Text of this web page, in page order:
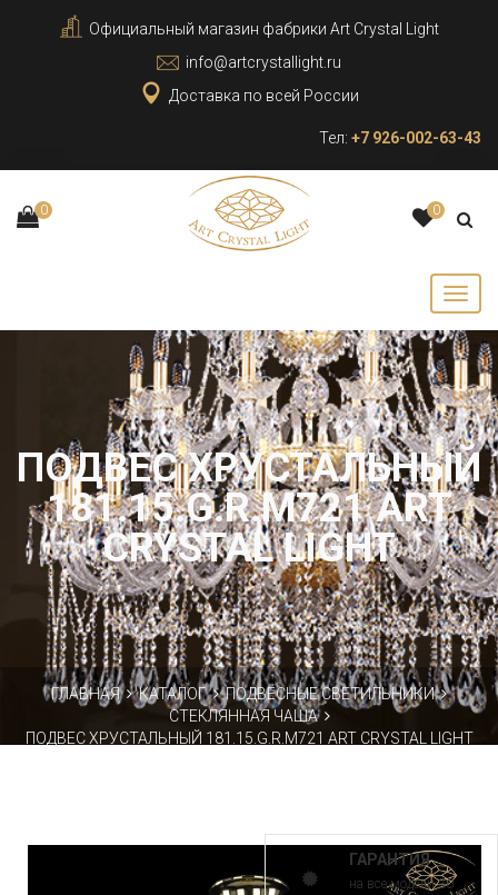
Официальный магазин фабрики Art Crystal Light
info@artcrystallight.ru
Доставка по всей России
Тел: +7 926-002-63-43
0 0
ПОДВЕС ХРУСТАЛЬНЫЙ
181.15.G.R.M721 ART
CRYSTAL LIGHT
ГЛАВНАЯ КАТАЛОГ
ПОДВЕСНЫЕ СВЕТИЛЬНИКИ
СТЕКЛЯННАЯ ЧАША
ПОДВЕС ХРУСТАЛЬНЫЙ 181.15.G.R.M721 ART CRYSTAL LIGHT
ГАРАНТИЯ
на все модели 30